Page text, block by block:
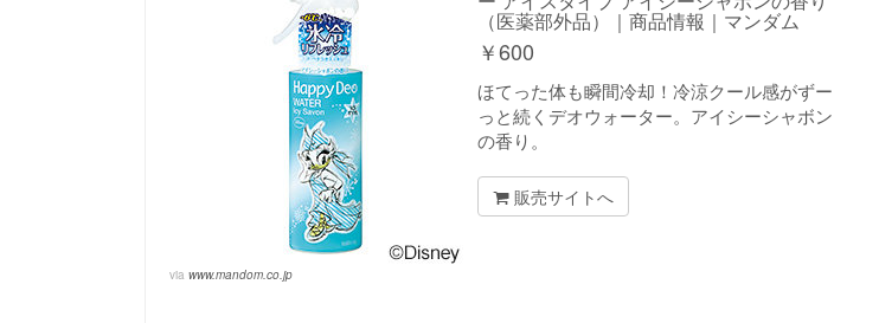
via www.mandom.co.jp
（医薬部外品）｜商品情報｜マンダム
￥600
ほてった体も瞬間冷却！冷涼クール感がずー
っと続くデオウォーター。アイシーシャボン
の香り。
販売サイトへ